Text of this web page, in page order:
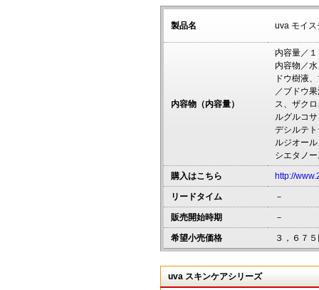
製品名 uva モイ
内容物（内容量）
内容量／
内容物／
ドウ樹液
／ブドウ
ス、ザク
ルグルコ
デシルテ
ルジオー
シエタノ
購入はこちら http://
リードタイム －
販売開始時期 －
希望小売価格 ３，６７
uva スキンケアシリーズ